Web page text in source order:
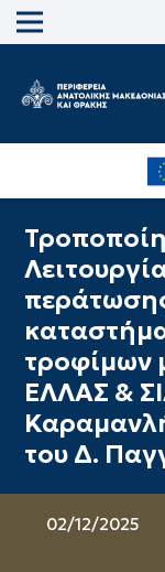
τροφίμων
ΕΛΛΑΣ &
του Δ.
02/12/2025